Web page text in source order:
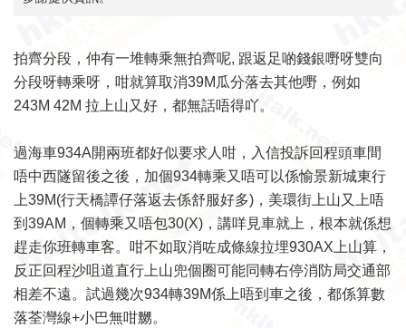
拍齊分段，仲有一堆轉乘無拍齊呢, 跟返足啲錢銀嘢呀雙向
分段呀轉乘呀，咁就算取消39M瓜分落去其他嘢，例如
243M 42M 拉上山又好，都無話唔得吖。
過海車934A開兩班都好似要求人咁，入信投訴回程頭車間
唔中西隧留後之後，加個934轉乘又唔可以係愉景新城東行
上39M(行天橋譚仔落返去係舒服好多)，美環街上山又上唔
到39AM，個轉乘又唔包30(X)，講咩見車就上，根本就係想
趕走你班轉車客。咁不如取消咗成條線拉埋930AX上山算，
反正回程沙咀道直行上山兜個圈可能同轉右停消防局交通部
相差不遠。試過幾次934轉39M係上唔到車之後，都係算數
落荃灣線+小巴無咁嬲。